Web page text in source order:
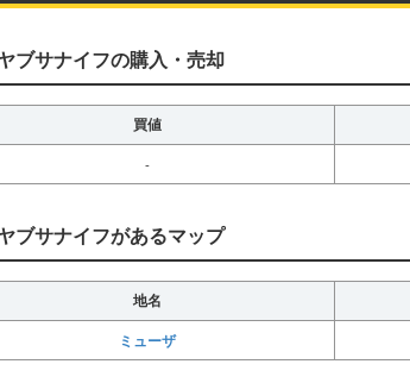
ブサナイフの購入・売却
買値
-
ブサナイフがあるマップ
地名
ミューザ